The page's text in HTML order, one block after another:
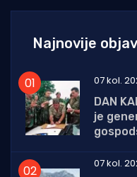
Najnovije
07 kol.
DAN
je
07 kol.